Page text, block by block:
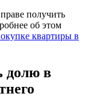
получить
об этом
квартиры в
долю в